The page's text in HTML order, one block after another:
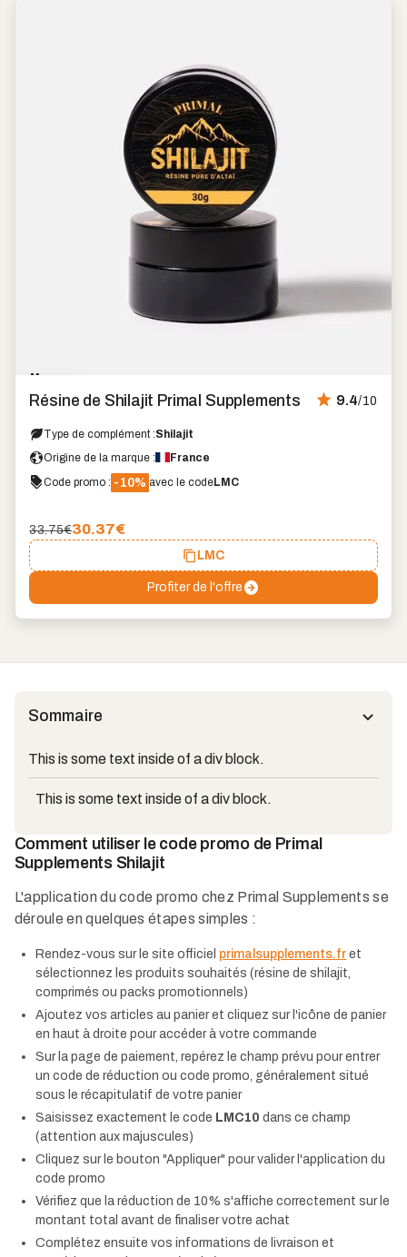
Marque
coup
de
Résine de Shilajit Primal Supplements 9.4/10
Type de complément :Shilajit
Origine de la marque :
France
Code promo : -10% avec le codeLMC
33.75€30.37€
LMC
Profiter de l'offre
Sommaire
This is some text inside of a div block.
This is some text inside of a div block.
Comment utiliser le code promo de Primal
Supplements Shilajit
L'application du code promo chez Primal Supplements se
déroule en quelques étapes simples :
Rendez-vous sur le site officiel primalsupplements.fr et
sélectionnez les produits souhaités (résine de shilajit,
comprimés ou packs promotionnels)​
Ajoutez vos articles au panier et cliquez sur l'icône de panier
en haut à droite pour accéder à votre commande​
Sur la page de paiement, repérez le champ prévu pour entrer
un code de réduction ou code promo, généralement situé
sous le récapitulatif de votre panier​
Saisissez exactement le code LMC10 dans ce champ
(attention aux majuscules)​
Cliquez sur le bouton "Appliquer" pour valider l'application du
code promo​
Vérifiez que la réduction de 10% s'affiche correctement sur le
montant total avant de finaliser votre achat​
Complétez ensuite vos informations de livraison et